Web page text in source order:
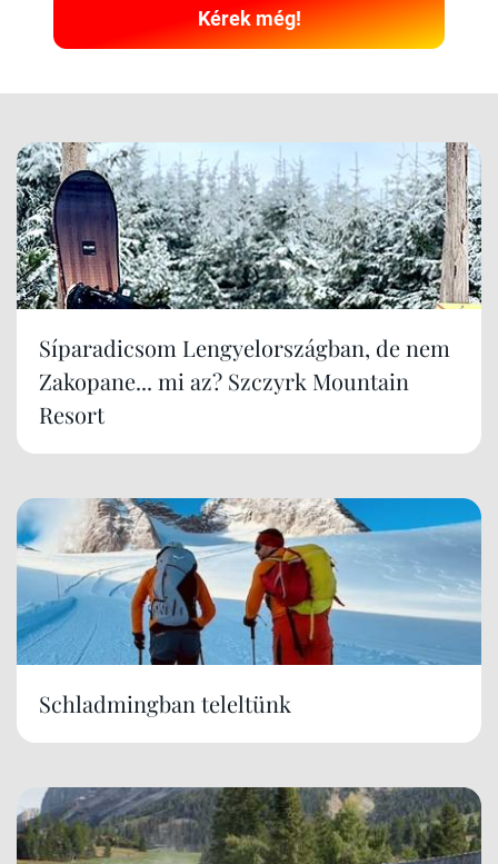
Kérek még!
Síparadicsom Lengyelországban, de nem
Zakopane... mi az? Szczyrk Mountain
Resort
Schladmingban teleltünk